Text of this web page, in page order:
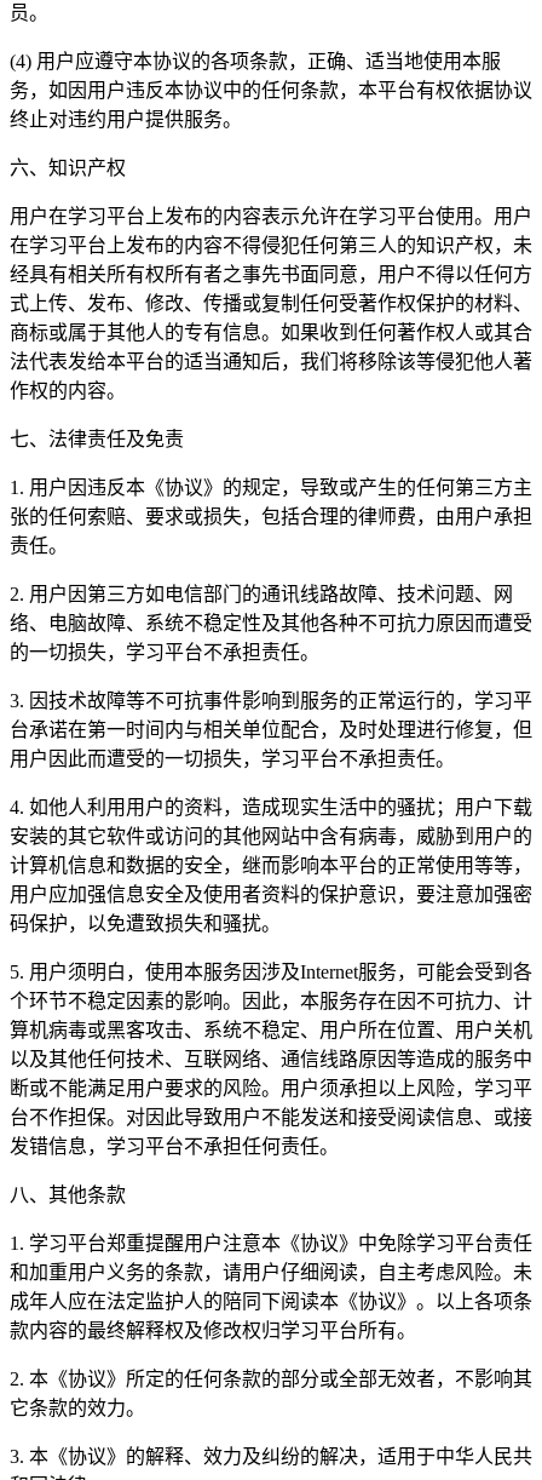
员。
(4) 用户应遵守本协议的各项条款，正确、适当地使用本服
务，如因用户违反本协议中的任何条款，本平台有权依据协议
终止对违约用户提供服务。
六、知识产权
用户在学习平台上发布的内容表示允许在学习平台使用。用户
在学习平台上发布的内容不得侵犯任何第三人的知识产权，未
经具有相关所有权所有者之事先书面同意，用户不得以任何方
式上传、发布、修改、传播或复制任何受著作权保护的材料、
商标或属于其他人的专有信息。如果收到任何著作权人或其合
法代表发给本平台的适当通知后，我们将移除该等侵犯他人著
作权的内容。
七、法律责任及免责
1. 用户因违反本《协议》的规定，导致或产生的任何第三方主
张的任何索赔、要求或损失，包括合理的律师费，由用户承担
责任。
2. 用户因第三方如电信部门的通讯线路故障、技术问题、网
络、电脑故障、系统不稳定性及其他各种不可抗力原因而遭受
的一切损失，学习平台不承担责任。
3. 因技术故障等不可抗事件影响到服务的正常运行的，学习平
台承诺在第一时间内与相关单位配合，及时处理进行修复，但
用户因此而遭受的一切损失，学习平台不承担责任。
4. 如他人利用用户的资料，造成现实生活中的骚扰；用户下载
安装的其它软件或访问的其他网站中含有病毒，威胁到用户的
计算机信息和数据的安全，继而影响本平台的正常使用等等，
用户应加强信息安全及使用者资料的保护意识，要注意加强密
码保护，以免遭致损失和骚扰。
5. 用户须明白，使用本服务因涉及Internet服务，可能会受到各
个环节不稳定因素的影响。因此，本服务存在因不可抗力、计
算机病毒或黑客攻击、系统不稳定、用户所在位置、用户关机
以及其他任何技术、互联网络、通信线路原因等造成的服务中
断或不能满足用户要求的风险。用户须承担以上风险，学习平
台不作担保。对因此导致用户不能发送和接受阅读信息、或接
发错信息，学习平台不承担任何责任。
八、其他条款
1. 学习平台郑重提醒用户注意本《协议》中免除学习平台责任
和加重用户义务的条款，请用户仔细阅读，自主考虑风险。未
成年人应在法定监护人的陪同下阅读本《协议》。以上各项条
款内容的最终解释权及修改权归学习平台所有。
2. 本《协议》所定的任何条款的部分或全部无效者，不影响其
它条款的效力。
3. 本《协议》的解释、效力及纠纷的解决，适用于中华人民共